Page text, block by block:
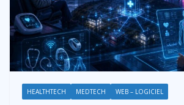
HEALTHTECH MEDTECH WEB – LOGICIEL